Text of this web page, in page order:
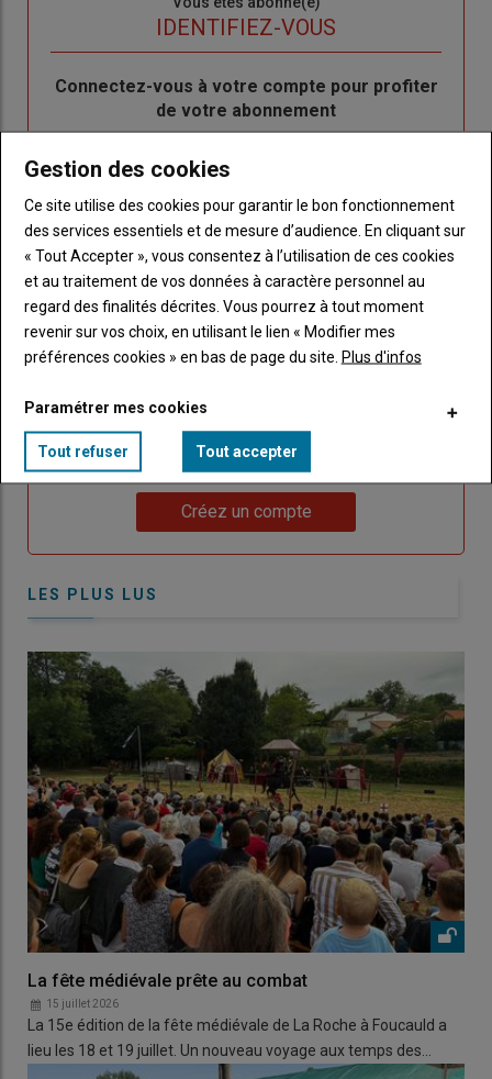
IDENTIFIEZ-VOUS
Body
Connectez-vous à votre compte pour profiter
de votre abonnement
"Créer
un
nouveau
compte"
Lien
"Réinitialiser
votre
mot
de
passe"
Réinitialiser votre mot de passe
Lien
"Je
me
connecte"
Je me connecte
Sous-
titre
Vous n'êtes pas abonné(e)
CRÉEZ UN COMPTE
BodyChoisissez votre formule et créez votre
compte pour accéder à tout Caracterres.
Créez un compte
LES PLUS LUS
La fête médiévale prête au combat
15 juillet 2026
La 15e édition de la fête médiévale de La Roche à Foucauld a
lieu les 18 et 19 juillet. Un nouveau voyage aux temps des…
Gestion des cookies
Ce site utilise des cookies pour garantir le bon fonctionnement
des services essentiels et de mesure d’audience. En cliquant sur
« Tout Accepter », vous consentez à l’utilisation de ces cookies
et au traitement de vos données à caractère personnel au
regard des finalités décrites. Vous pourrez à tout moment
revenir sur vos choix, en utilisant le lien « Modifier mes
préférences cookies » en bas de page du site. Plus d'infos
Paramétrer mes cookies
Tout refuser Tout accepter